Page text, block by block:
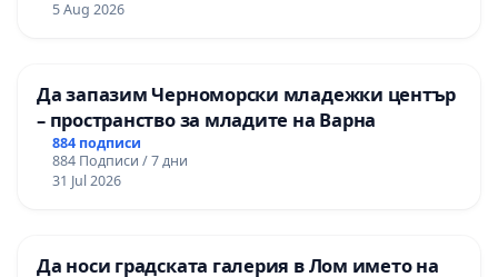
мениджмънт – гр. Пазарджик
5 Aug 2026
Да запазим Черноморски младежки център
– пространство за младите на Варна
884 подписи
884 Подписи / 7 дни
31 Jul 2026
Да носи градската галерия в Лом името на